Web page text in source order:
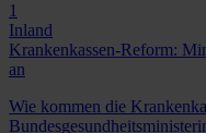
1
Inland
Krankenkassen-Reform:
an
Wie kommen die